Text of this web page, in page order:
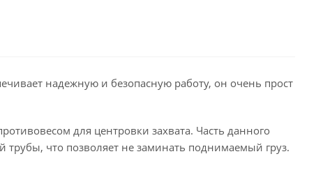
надежную и безопасную работу, он очень прост
для центровки захвата. Часть данного
трубы, что позволяет не заминать поднимаемый груз.